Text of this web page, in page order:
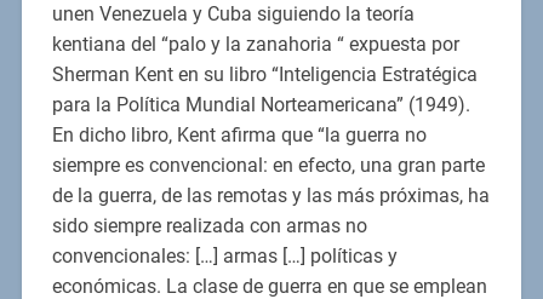
unen Venezuela y Cuba siguiendo la teoría
kentiana del “palo y la zanahoria “ expuesta por
Sherman Kent en su libro “Inteligencia Estratégica
para la Política Mundial Norteamericana” (1949).
En dicho libro, Kent afirma que “la guerra no
siempre es convencional: en efecto, una gran parte
de la guerra, de las remotas y las más próximas, ha
sido siempre realizada con armas no
convencionales: […] armas […] políticas y
económicas. La clase de guerra en que se emplean